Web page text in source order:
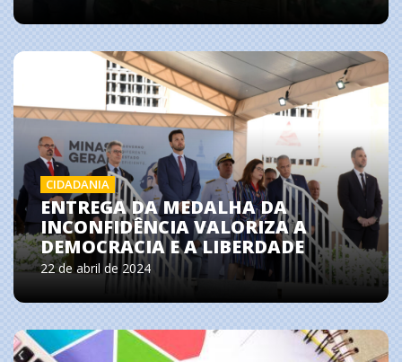
CIDADANIA
ENTREGA DA MEDALHA DA
INCONFIDÊNCIA VALORIZA A
DEMOCRACIA E A LIBERDADE
22 de abril de 2024